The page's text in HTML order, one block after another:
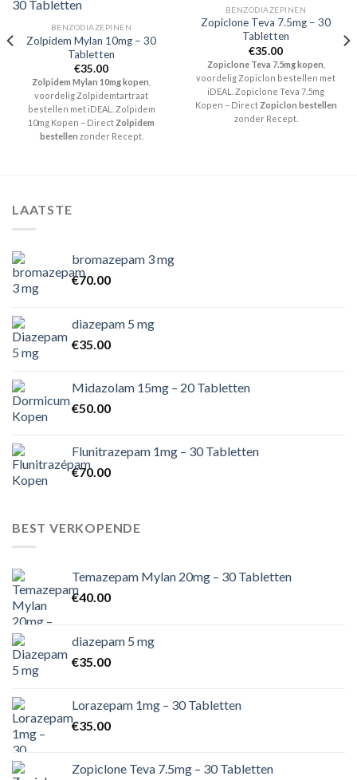
BENZODIAZEPINEN
Zolpidem Mylan 10mg – 30
Tabletten
€35.00
Zolpidem Mylan 10mg kopen
voordelig Zolpidemtartraat
bestellen met iDEAL. Zolpidem
10mg Kopen – Direct Zolpidem
bestellen zonder Recept.
BENZODIAZEPINEN
Zopiclone Teva 7.5mg – 30
Tabletten
€35.00
Zopiclone Teva 7.5mg kopen
voordelig Zopiclon bestellen met
iDEAL. Zopiclone Teva 7.5mg
Kopen – Direct Zopiclon bestellen
zonder Recept.
LAATSTE
bromazepam 3 mg
€70.00
diazepam 5 mg
€35.00
Midazolam 15mg – 20 Tabletten
€50.00
Flunitrazepam 1mg – 30 Tabletten
€70.00
BEST VERKOPENDE
Temazepam Mylan 20mg – 30 Tabletten
€40.00
diazepam 5 mg
€35.00
Lorazepam 1mg – 30 Tabletten
€35.00
Zopiclone Teva 7.5mg – 30 Tabletten